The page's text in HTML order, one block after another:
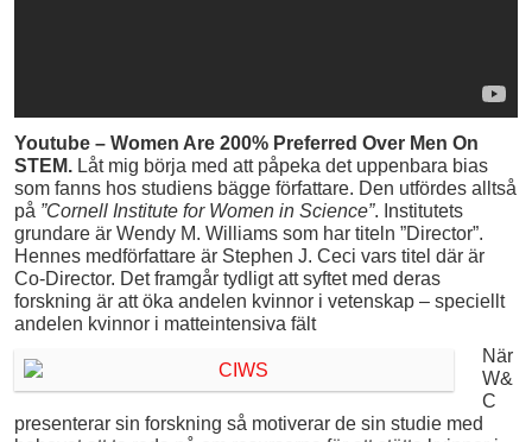
Youtube – Women Are 200% Preferred Over Men On
STEM. Låt mig börja med att påpeka det uppenbara bias
som fanns hos studiens bägge författare. Den utfördes alltså
på ”Cornell Institute for Women in Science”. Institutets
grundare är Wendy M. Williams som har titeln ”Director”.
Hennes medförfattare är Stephen J. Ceci vars titel där är
Co-Director. Det framgår tydligt att syftet med deras
forskning är att öka andelen kvinnor i vetenskap – speciellt
andelen kvinnor i matteintensiva fält
När
W&
C
presenterar sin forskning så motiverar de sin studie med